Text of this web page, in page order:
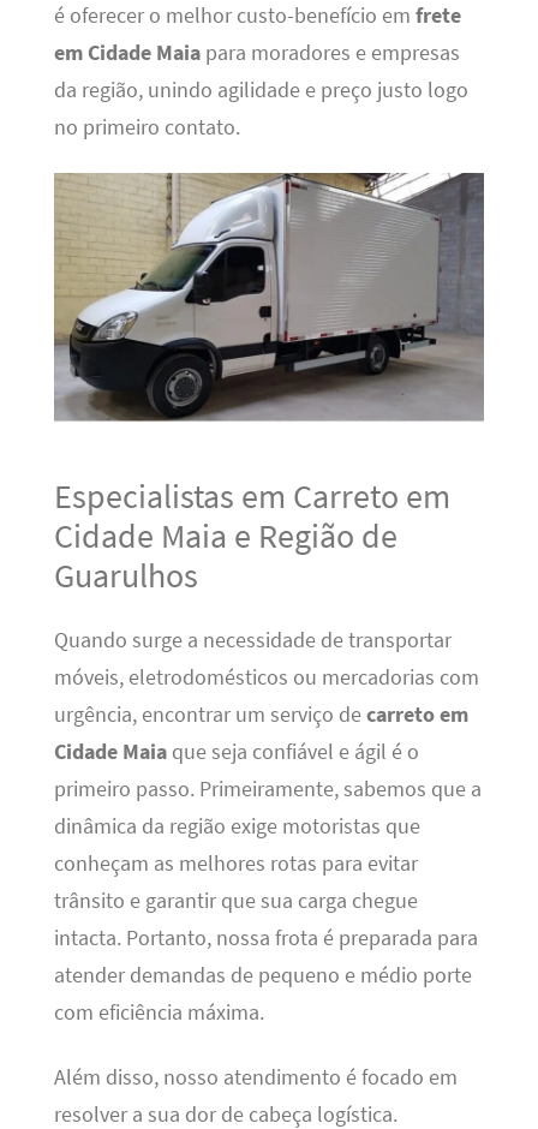
é oferecer o melhor custo-benefício em frete
em Cidade Maiapara moradores e empresas
da região, unindo agilidade e preço justo logo
no primeiro contato.
Especialistas em Carreto em
Cidade Maia e Região de
Guarulhos
Quando surge a necessidade de transportar
móveis, eletrodomésticos ou mercadorias com
urgência, encontrar um serviço decarreto em
Cidade Maiaque seja confiável e ágil é o
primeiro passo. Primeiramente, sabemos que a
dinâmica da região exige motoristas que
conheçam as melhores rotas para evitar
trânsito e garantir que sua carga chegue
intacta. Portanto, nossa frota é preparada para
atender demandas de pequeno e médio porte
com eficiência máxima.
Além disso, nosso atendimento é focado em
resolver a sua dor de cabeça logística.